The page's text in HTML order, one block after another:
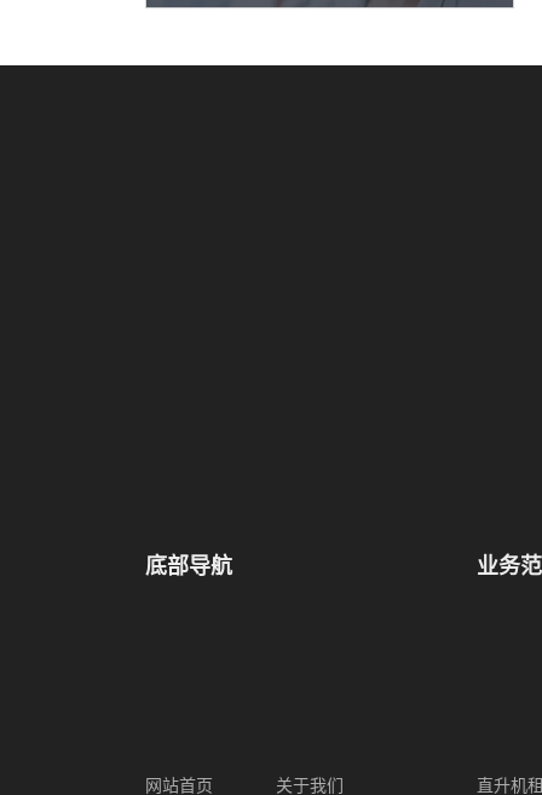
底部导航
网站首页 关于我们
业务
直升机